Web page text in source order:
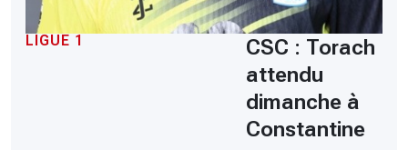
LIGUE 1
CSC : Torach
attendu
dimanche à
Constantine